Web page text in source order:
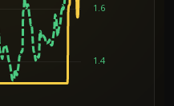
1.4
1.6